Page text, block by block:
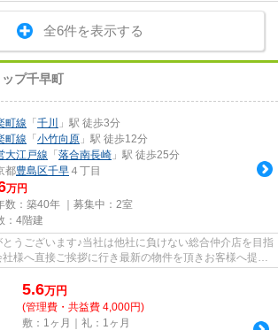
全6件を表示する
ップ千早町
町線 「 千川
」駅 徒歩3分
町線 「 小竹向原 」駅 徒歩12分
大江戸線 「 落合南長崎 」駅 徒歩25分
都豊島区千早 ４丁目
万円
数：築40年 ｜募集中： 2室
：4階建
うございます♪当社は他社に負けない総合仲介店を目指
様へ直接ご挨拶に行き最新の物件を頂きお客様へ提供
は...
5.6万円
(管理費・共益費 4,000円)
敷：1ヶ月｜礼：1ヶ月